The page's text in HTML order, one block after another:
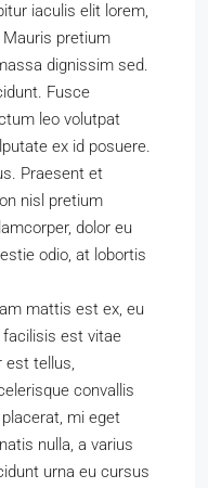
iaculis elit lorem,
pretium
dignissim sed.
Fusce
leo volutpat
ex id posuere.
Praesent et
nisl pretium
dolor eu
odio, at lobortis
mattis est ex, eu
est vitae
est tellus,
convallis
mi eget
nulla, a varius
urna eu cursus